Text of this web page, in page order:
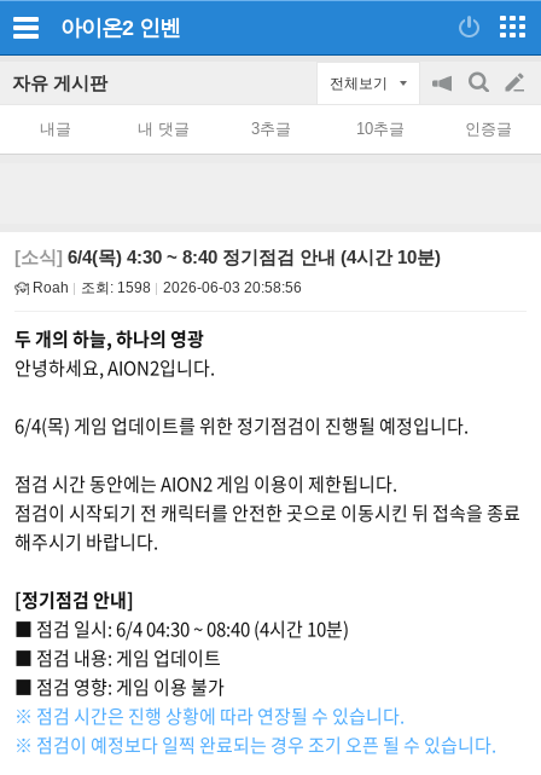
아이온2 인벤
자유 게시판 전체보기
공
on/off
검
색
글
쓰
내글 내 댓글 3추글 10추글 인증글
[소식] 6/4(목) 4:30 ~ 8:40 정기점검 안내 (4시간 10분)
Roah 조회: 1598 2026-06-03 20:58:56
두 개의 하늘, 하나의 영광
안녕하세요, AION2입니다.
6/4(목) 게임 업데이트를 위한 정기점검이 진행될 예정입니다.
점검 시간 동안에는 AION2 게임 이용이 제한됩니다.
점검이 시작되기 전 캐릭터를 안전한 곳으로 이동시킨 뒤 접속을 종료
해주시기 바랍니다.
[정기점검 안내]
■ 점검 일시: 6/4 04:30 ~ 08:40 (4시간 10분)
■ 점검 내용: 게임 업데이트
■ 점검 영향: 게임 이용 불가
※ 점검 시간은 진행 상황에 따라 연장될 수 있습니다.
※ 점검이 예정보다 일찍 완료되는 경우 조기 오픈 될 수 있습니다.